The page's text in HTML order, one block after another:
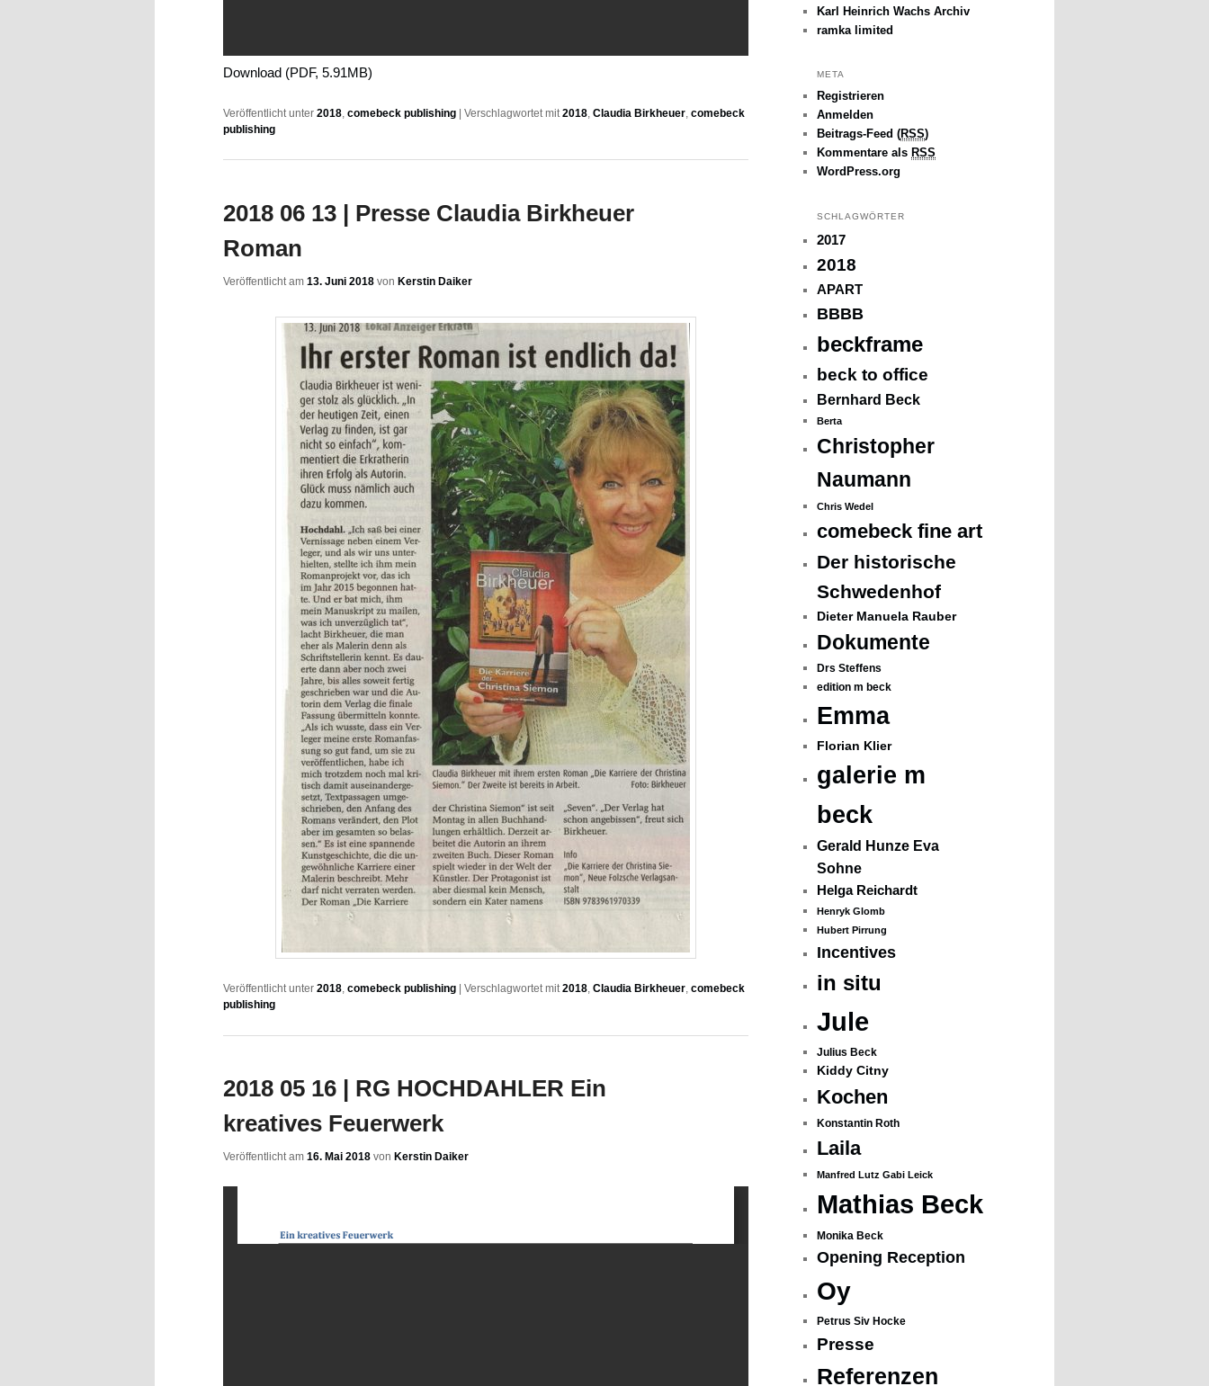
Download (PDF, 5.91MB)
Veröffentlicht unter 2018, comebeck publishing Verschlagwortet mit 2018, Claudia Birkheuer, comebeck
publishing
2018 06 13 | Presse Claudia Birkheuer
Roman
Veröffentlicht am 13. Juni 2018 von Kerstin Daiker
Veröffentlicht unter 2018, comebeck publishing Verschlagwortet mit 2018, Claudia Birkheuer, comebeck
publishing
2018 05 16 | RG HOCHDAHLER Ein
kreatives Feuerwerk
Veröffentlicht am 16. Mai 2018 von Kerstin Daiker
Karl Heinrich Wachs Archiv
ramka limited
META
Registrieren
Anmelden
Beitrags-Feed (RSS)
Kommentare als RSS
WordPress.org
SCHLAGWÖRTER
2017
2018
APART
BBBB
beckframe
beck to office
Bernhard Beck
Berta
Christopher
Naumann
Chris Wedel
comebeck fine art
Der historische
Schwedenhof
Dieter Manuela Rauber
Dokumente
Drs Steffens
edition m beck
Emma
Florian Klier
galerie m
beck
Gerald Hunze Eva
Sohne
Helga Reichardt
Henryk Glomb
Hubert Pirrung
Incentives
in situ
Jule
Julius Beck
Kiddy Citny
Kochen
Konstantin Roth
Laila
Manfred Lutz Gabi Leick
Mathias Beck
Monika Beck
Opening Reception
Oy
Petrus Siv Hocke
Presse
Referenzen